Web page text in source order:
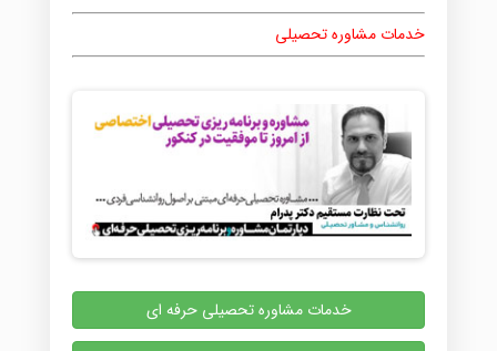
خدمات مشاوره تحصیلی
خدمات مشاوره تحصیلی حرفه ای